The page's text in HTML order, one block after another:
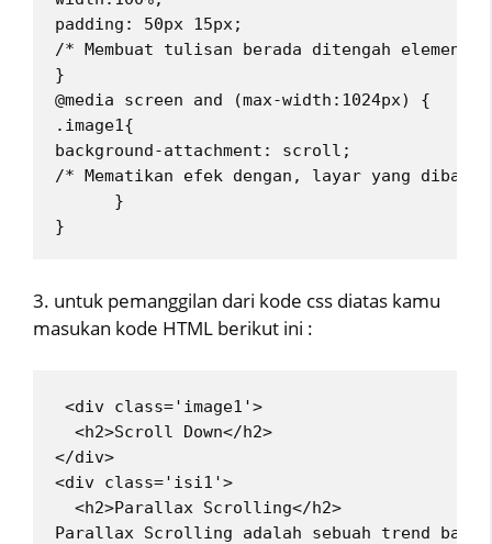
padding: 50px 15px;
/* Membuat tulisan berada ditengah elemen
}
@media screen and (max-width:1024px) {
.image1{
background-attachment: scroll;
/* Mematikan efek dengan, layar yang
      }
}
3. untuk pemanggilan dari kode css diatas kamu
masukan kode HTML berikut ini :
<div class='image1'>
  <h2>Scroll Down</h2>
</div>
<div class='isi1'>
  <h2>Parallax Scrolling</h2>
Parallax Scrolling adalah sebuah trend baru